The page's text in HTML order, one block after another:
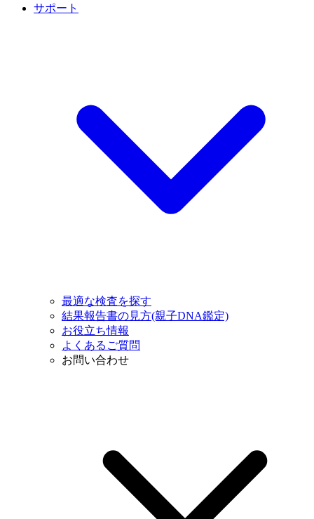
サポート
最適な検査を探す
結果報告書の見方(親子DNA鑑定)
お役立ち情報
よくあるご質問
お問い合わせ